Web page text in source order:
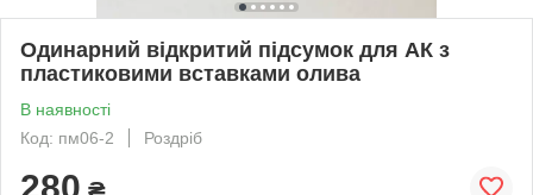
Одинарний відкритий підсумок для АК з
пластиковими вставками олива
В наявності
Код: пм06-2
Роздріб
280